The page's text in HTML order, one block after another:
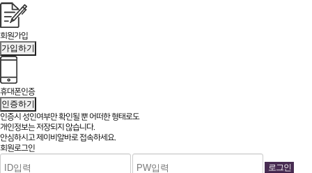
회원가입
가입하기
휴대폰인증
인증하기
인증시 성인여부만 확인될 뿐어떠한 형태로도
개인정보는 저장되지 않습니다.
안심하시고 제이비알바로 접속하세요.
회원로그인